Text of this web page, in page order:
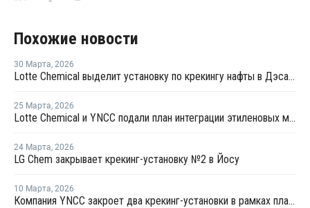
Похожие новости
30 Марта, 2026
Lotte Chemical выделит установку по крекингу нафты в Дэсане и объединится с HD Hyundai Chemical
25 Марта, 2026
Lotte Chemical и YNCC подали план интеграции этиленовых мощностей в Йосу
24 Марта, 2026
LG Chem закрывает крекинг-установку №2 в Йосу
10 Марта, 2026
Компания YNCC закроет два крекинг-установки в рамках плана рационализации производства этилена в Южной Корее